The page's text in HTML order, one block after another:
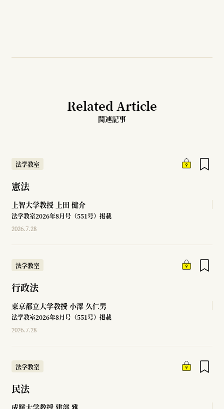
Related Article
関連記事
法学教室
憲法
上智大学教授 上田 健介
法学教室2026年8月号（551号）掲載
2026.7.28
法学教室
行政法
東京都立大学教授 小澤 久仁男
法学教室2026年8月号（551号）掲載
2026.7.28
法学教室
民法
成蹊大学教授 建部 雅